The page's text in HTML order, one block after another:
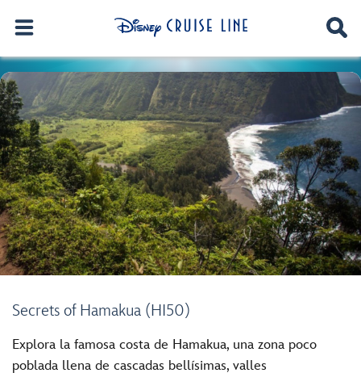
Secrets of Hamakua (HI50)
Explora la famosa costa de Hamakua, una zona poco
poblada llena de cascadas bellísimas, valles